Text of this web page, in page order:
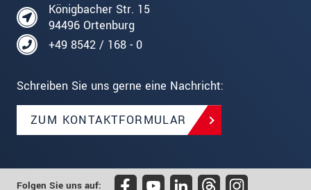
Königbacher Str. 15
94496 Ortenburg
+49 8542 / 168 - 0
Schreiben Sie uns gerne eine Nachricht:
ZUM KONTAKTFORMULAR
Folgen Sie uns auf: